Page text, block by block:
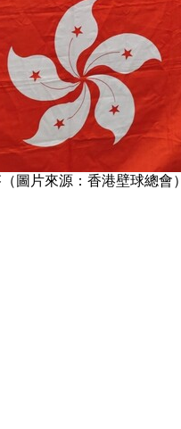
圖片來源：香港壁球總會）